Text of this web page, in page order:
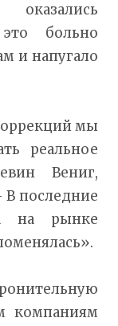
больно
и напугало
мы
реальное
Вениг,
В последние
на рынке
компаниям